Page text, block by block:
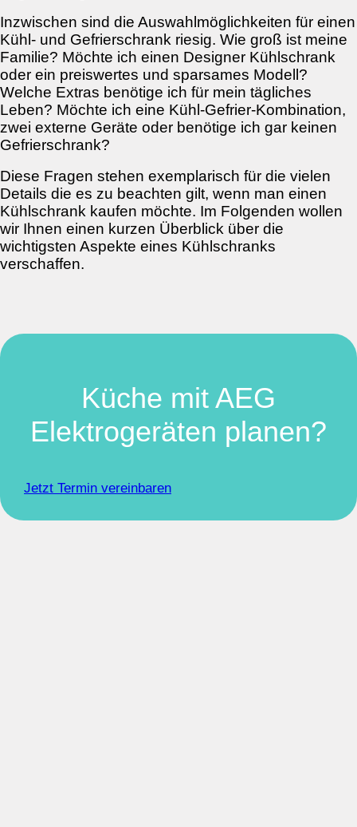
Inzwischen sind die Auswahlmöglichkeiten für einen
Kühl- und Gefrierschrank riesig. Wie groß ist meine
Familie? Möchte ich einen Designer Kühlschrank
oder ein preiswertes und sparsames Modell?
Welche Extras benötige ich für mein tägliches
Leben? Möchte ich eine Kühl-Gefrier-Kombination,
zwei externe Geräte oder benötige ich gar keinen
Gefrierschrank?
Diese Fragen stehen exemplarisch für die vielen
Details die es zu beachten gilt, wenn man einen
Kühlschrank kaufen möchte. Im Folgenden wollen
wir Ihnen einen kurzen Überblick über die
wichtigsten Aspekte eines Kühlschranks
verschaffen.
Küche mit AEG
Elektrogeräten planen?
Jetzt Termin vereinbaren